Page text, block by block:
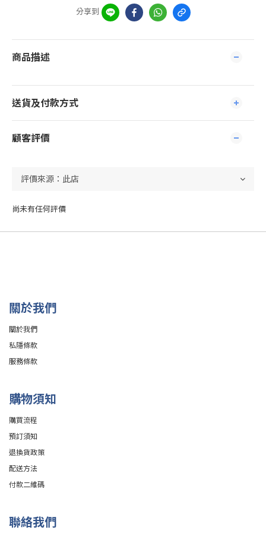
分享到
商品描述
送貨及付款方式
顧客評價
尚未有任何評價
關於我們
關於我們
私隱條款
服務條款
購物須知
購買流程
預訂須知
退換貨政策
配送方法
付款二維碼
聯絡我們